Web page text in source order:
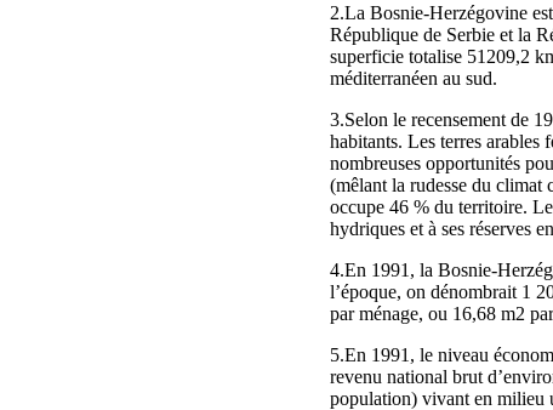
2.La Bosnie-Herzégovine
République de Serbie et la
superficie totalise 51209,2
méditerranéen au sud.
3.Selon le recensement de
habitants. Les terres arables
nombreuses opportunités
(mêlant la rudesse du climat
occupe 46 % du territoire.
hydriques et à ses réserves
4.En 1991, la Bosnie-
l’époque, on dénombrait 1
par ménage, ou 16,68 m2
5.En 1991, le niveau
revenu national brut
population) vivant en milieu